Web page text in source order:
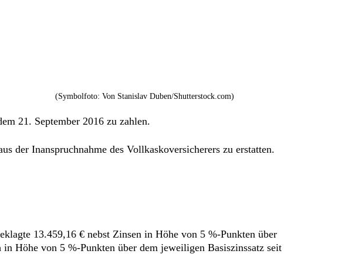
(Symbolfoto: Von Stanislav Duben/Shutterstock.com)
21. September 2016 zu zahlen.
der Inanspruchnahme des Vollkaskoversicherers zu erstatten.
13.459,16 € nebst Zinsen in Höhe von 5 %-Punkten über
Höhe von 5 %-Punkten über dem jeweiligen Basiszinssatz seit